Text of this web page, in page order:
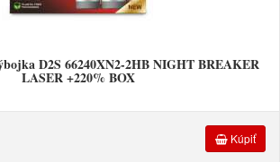
D2S 66240XN2-2HB NIGHT BREAKER
LASER +220% BOX
Kúpiť